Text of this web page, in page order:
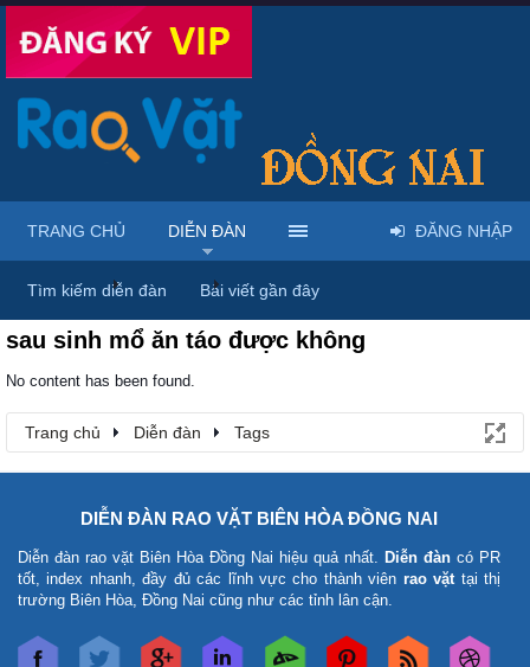
Trang chủ Diễn đàn Tags
sau sinh mổ ăn táo được không
No content has been found.
Trang chủ Diễn đàn Tags
TRANG CHỦ DIỄN ĐÀN
Tìm kiếm diễn đàn Bài viết gần đây
ĐĂNG NHẬP
DIỄN ĐÀN RAO VẶT BIÊN HÒA ĐỒNG NAI
Diễn đàn rao vặt Biên Hòa Đồng Nai hiệu quả nhất. Diễn đàn có PR
tốt, index nhanh, đầy đủ các lĩnh vực cho thành viên rao vặttại thị
trường Biên Hòa, Đồng Nai cũng như các tỉnh lân cận.